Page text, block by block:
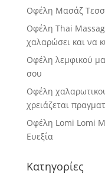
Οφέλη Μασάζ
Οφέλη Thai
χαλαρώσει και να
Οφέλη λεμφικού
σου
Οφέλη
χρειάζεται
Οφέλη Lomi Lomi
Ευεξία
Κατηγορίες